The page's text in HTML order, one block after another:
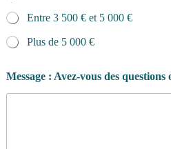
Entre 3 500 € et 5 000 €
Plus de 5 000 €
Message : Avez-vous des questions